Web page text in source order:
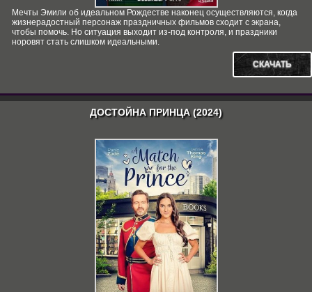
Мечты Эмили об идеальном Рождестве наконец осуществляются, когда
жизнерадостный персонаж праздничных фильмов сходит с экрана,
чтобы помочь. Но ситуация выходит из-под контроля, и праздники
норовят стать слишком идеальными.
СКАЧАТЬ
ДОСТОЙНА ПРИНЦА (2024)